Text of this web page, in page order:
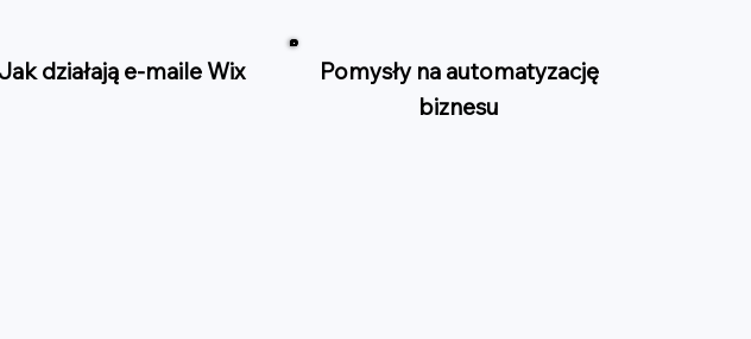
Jak działają e-maile Wix
Pomysły na automatyzację
biznesu